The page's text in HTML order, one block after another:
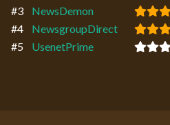
#3
NewsDemon
#4
NewsgroupDirect
#5
UsenetPrime